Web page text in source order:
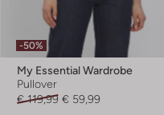
-50%
My Essential Wardrobe
Pullover
€ 119,99 € 59,99